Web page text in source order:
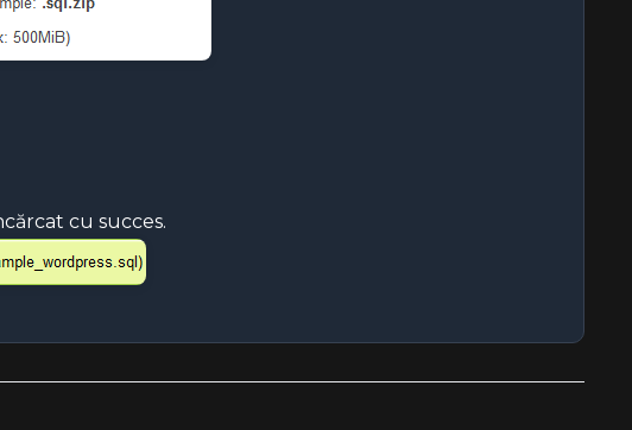
cu succes.